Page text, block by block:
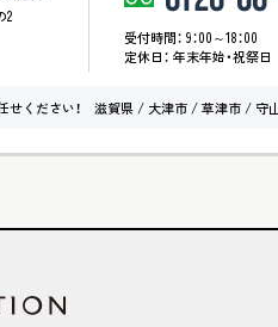
2
受付時間： 9：00～18：00
定休日： 年末年始・祝祭日
せください！ 滋賀県 / 大津市 / 草津市 /